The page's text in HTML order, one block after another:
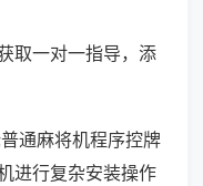
取一对一指导，添
通麻将机程序控牌
进行复杂安装操作